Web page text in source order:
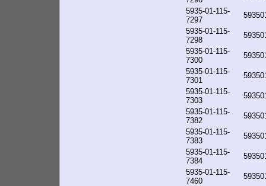
5935-01-115-
7297
5935-01-115-
7298
5935-01-115-
7300
5935-01-115-
7301
5935-01-115-
7303
5935-01-115-
7382
5935-01-115-
7383
5935-01-115-
7384
5935-01-115-
7460